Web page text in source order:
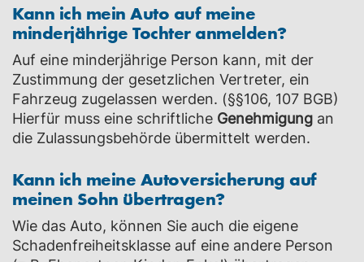
Kann ich mein Auto auf meine
minderjährige Tochter anmelden?
Auf eine minderjährige Person kann, mit der
Zustimmung der gesetzlichen Vertreter, ein
Fahrzeug zugelassen werden. (§§106, 107 BGB)
Hierfür muss eine schriftliche Genehmigung an
die Zulassungsbehörde übermittelt werden.
Kann ich meine Autoversicherung auf
meinen Sohn übertragen?
Wie das Auto, können Sie auch die eigene
Schadenfreiheitsklasse auf eine andere Person